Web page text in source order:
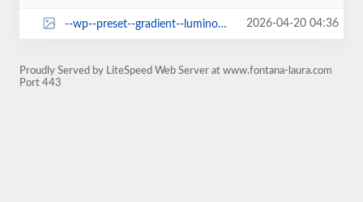
--wp--preset--gradient--luminous-vivid-amber-to-luminous-vivid-orange.jpg 2026-04-20 04:36
Proudly Served by LiteSpeed Web Server at www.fontana-laura.com
Port 443